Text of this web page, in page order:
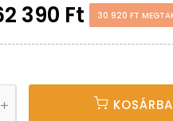
390 Ft 30 920 FT